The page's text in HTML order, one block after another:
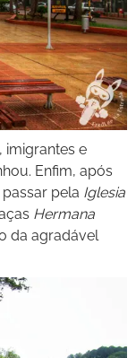
imigrantes e
Enfim, após
passar pela Iglesia
Hermana
da agradável